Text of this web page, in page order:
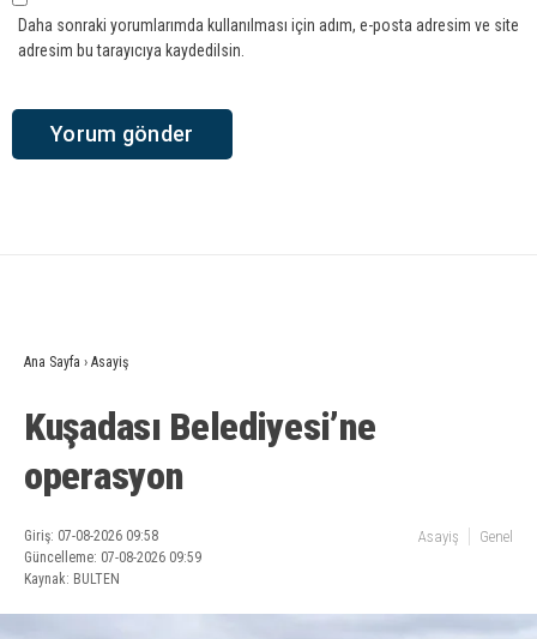
Daha sonraki yorumlarımda kullanılması için adım, e-posta adresim ve site
adresim bu tarayıcıya kaydedilsin.
Ana Sayfa › Asayiş
Kuşadası Belediyesi’ne
operasyon
Giriş: 07-08-2026 09:58
Güncelleme: 07-08-2026 09:59
Kaynak: BULTEN
Asayiş Genel